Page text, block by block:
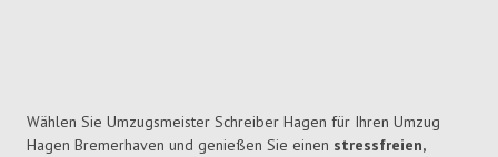
Wählen Sie Umzugsmeister Schreiber Hagen für Ihren Umzug
Hagen Bremerhaven und genießen Sie einen stressfreien,